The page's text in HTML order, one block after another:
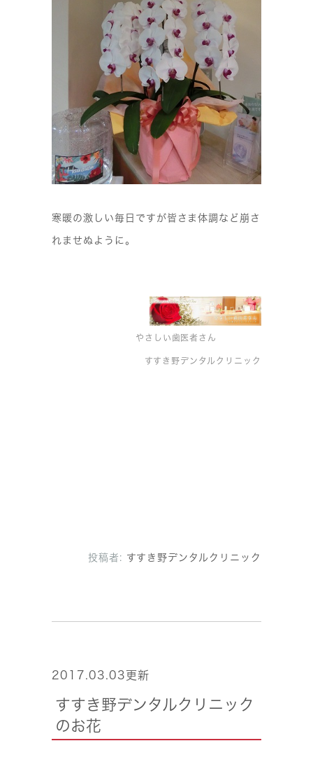
寒暖の激しい毎日ですが皆さま体調など崩さ
れませぬように。
やさしい歯医者さん
すすき野デンタルクリニック
投稿者: すすき野デンタルクリニック
2017.03.03更新
すすき野デンタルクリニック
のお花